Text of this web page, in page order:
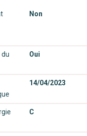
Non
Oui
14/04/2023
C